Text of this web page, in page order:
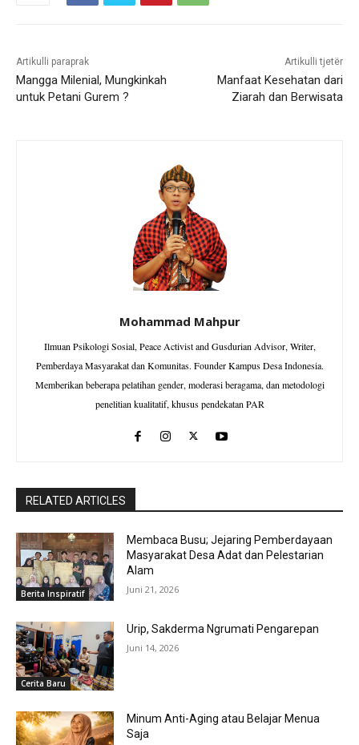
Artikulli paraprak
Mangga Milenial, Mungkinkah
untuk Petani Gurem ?
Artikulli tjetër
Manfaat Kesehatan dari
Ziarah dan Berwisata
Mohammad Mahpur
Ilmuan Psikologi Sosial, Peace Activist and Gusdurian Advisor, Writer,
Pemberdaya Masyarakat dan Komunitas. Founder Kampus Desa Indonesia.
Memberikan beberapa pelatihan gender, moderasi beragama, dan metodologi
penelitian kualitatif, khusus pendekatan PAR
RELATED ARTICLES
Berita Inspiratif
Membaca Busu; Jejaring Pemberdayaan
Masyarakat Desa Adat dan Pelestarian
Alam
Juni 21, 2026
Cerita Baru
Urip, Sakderma Ngrumati Pengarepan
Juni 14, 2026
Minum Anti-Aging atau Belajar Menua
Saja